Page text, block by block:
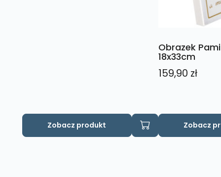
Zobacz produkt
Obrazek
18x33cm
159,90 zł
Zobacz